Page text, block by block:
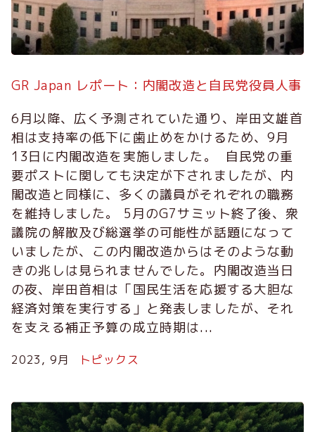
GR Japan レポート：内閣改造と自民党役員人事
6月以降、広く予測されていた通り、岸田文雄首
相は支持率の低下に歯止めをかけるため、9月
13日に内閣改造を実施しました。 自民党の重
要ポストに関しても決定が下されましたが、内
閣改造と同様に、多くの議員がそれぞれの職務
を維持しました。 5月のG7サミット終了後、衆
議院の解散及び総選挙の可能性が話題になって
いましたが、この内閣改造からはそのような動
きの兆しは見られませんでした。内閣改造当日
の夜、岸田首相は「国民生活を応援する大胆な
経済対策を実行する」と発表しましたが、それ
を支える補正予算の成立時期は...
2023, 9月 トピックス